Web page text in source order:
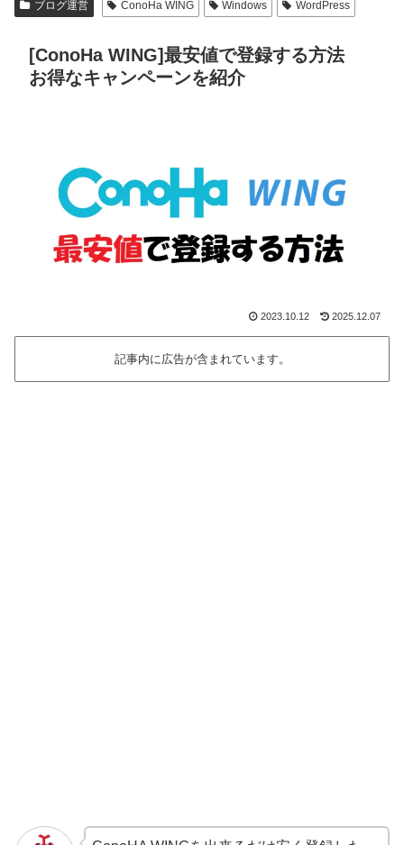
ブログ運営 ConoHa WING Windows WordPress
[ConoHa WING]最安値で登録する方法
お得なキャンペーンを紹介
2023.10.12 2025.12.07
記事内に広告が含まれています。